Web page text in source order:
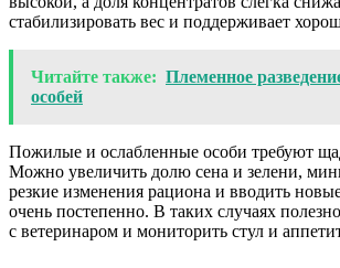
стабилизировать вес и поддерживает
Читайте также: Племенное
особей
Пожилые и ослабленные особи требуют
Можно увеличить долю сена и зелени,
резкие изменения рациона и вводить
очень постепенно. В таких случаях
с ветеринаром и мониторить стул и